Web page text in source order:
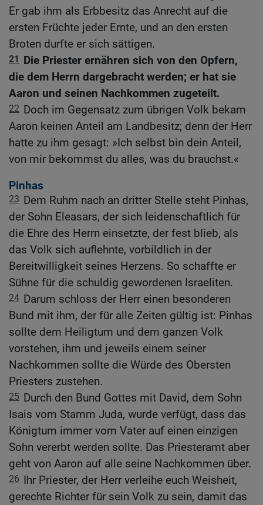
Er gab ihm als Erbbesitz das Anrecht auf die
ersten Früchte jeder Ernte, und an den ersten
Broten durfte er sich sättigen.
21
Die Priester ernähren sich von den Opfern,
die dem Herrn dargebracht werden; er hat sie
Aaron und seinen Nachkommen zugeteilt.
22 Doch im Gegensatz zum übrigen Volk bekam
Aaron keinen Anteil am Landbesitz; denn der Herr
hatte zu ihm gesagt: »Ich selbst bin dein Anteil,
von mir bekommst du alles, was du brauchst.«
Pinhas
23 Dem Ruhm nach an dritter Stelle steht Pinhas,
der Sohn Eleasars, der sich leidenschaftlich für
die Ehre des Herrn einsetzte, der fest blieb, als
das Volk sich auflehnte, vorbildlich in der
Bereitwilligkeit seines Herzens. So schaffte er
Sühne für die schuldig gewordenen Israeliten.
24 Darum schloss der Herr einen besonderen
Bund mit ihm, der für alle Zeiten gültig ist: Pinhas
sollte dem Heiligtum und dem ganzen Volk
vorstehen, ihm und jeweils einem seiner
Nachkommen sollte die Würde des Obersten
Priesters zustehen.
25 Durch den Bund Gottes mit David, dem Sohn
Isais vom Stamm Juda, wurde verfügt, dass das
Königtum immer vom Vater auf einen einzigen
Sohn vererbt werden sollte. Das Priesteramt aber
geht von Aaron auf alle seine Nachkommen über.
26 Ihr Priester, der Herr verleihe euch Weisheit,
gerechte Richter für sein Volk zu sein, damit das